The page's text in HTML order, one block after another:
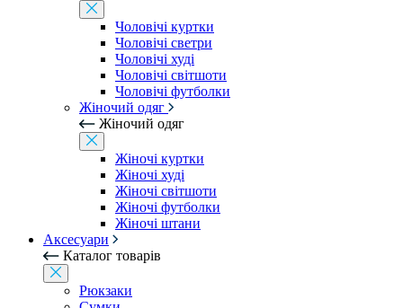
Чоловічі куртки
Чоловічі светри
Чоловічі худі
Чоловічі світшоти
Чоловічі футболки
Жіночий одяг
Жіночий одяг
Жіночі куртки
Жіночі худі
Жіночі світшоти
Жіночі футболки
Жіночі штани
Аксесуари
Каталог товарів
Рюкзаки